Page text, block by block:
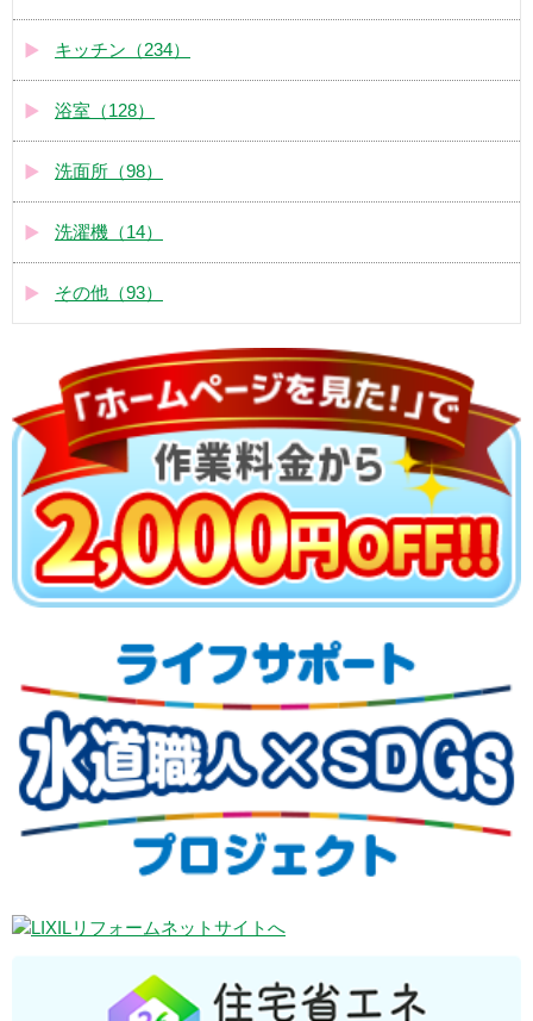
キッチン（234）
浴室（128）
洗面所（98）
洗濯機（14）
その他（93）